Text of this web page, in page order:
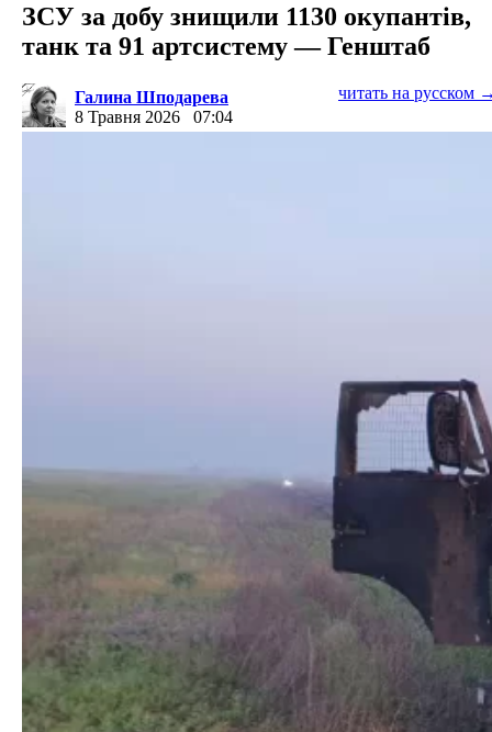
ЗСУ за добу знищили 1130 окупантів,
танк та 91 артсистему — Генштаб
Галина Шподарева
8 Травня 2026
07:04
читать на русском